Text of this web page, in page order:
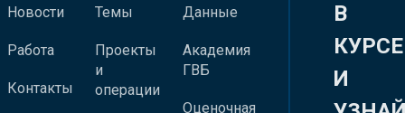
Новости
Работа
Контакты
Темы
Проекты
и
операции
Данные
Академия
ГВБ
Оценочная
В
КУРСЕ
И